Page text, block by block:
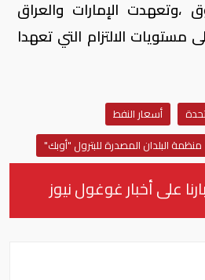
،وتعهدت الإمارات والعراق
مستويات الالتزام التي تعهدا
أسعار النفط
منظمة البلدان المصدرة للبترول "أوبك"
على أخبار غوغول نيوز